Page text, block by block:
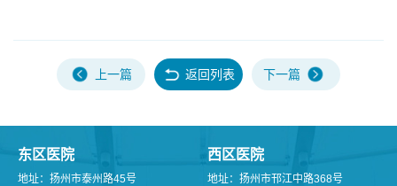
上一篇 返回列表 下一篇
东区医院
地址：扬州市泰州路45号
西区医院
地址：扬州市邗江中路368号